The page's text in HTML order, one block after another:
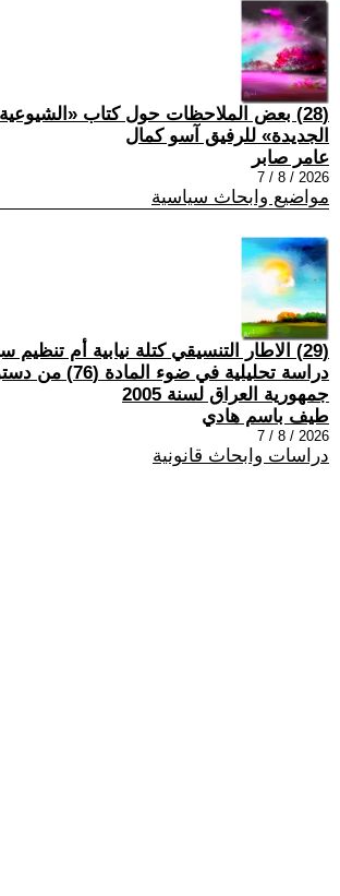
(28) بعض الملاحظات حول كتاب «الشيوعية
الجديدة» للرفيق آسو كمال
عامر صابر
2026 / 8 / 7
مواضيع وابحاث سياسية
(29) الاطار التنسيقي كتلة نيابية أم
دراسة تحليلية في ضوء المادة (76)
جمهورية العراق لسنة 2005
طيف باسم هادي
2026 / 8 / 7
دراسات وابحاث قانونية